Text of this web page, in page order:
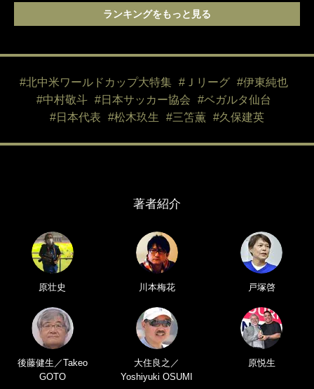
ランキングをもっと見る
#北中米ワールドカップ大特集 #Ｊリーグ
#伊東純也
#中村敬斗
#日本サッカー協会
#ベガルタ仙台
#日本代表
#松木玖生 #三笘薫 #久保建英
著者紹介
原壮史 川本梅花 戸塚啓
後藤健生／Takeo
GOTO
大住良之／
Yoshiyuki OSUMI
原悦生